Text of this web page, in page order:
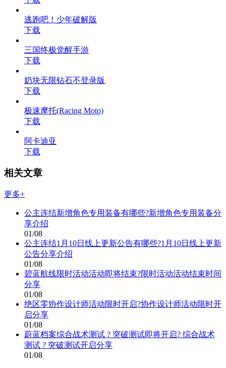
逃跑吧！少年破解版
下载
三国终极觉醒手游
下载
奶块无限钻石不登录版
下载
极速摩托(Racing Moto)
下载
阿卡迪亚
下载
相关文章
更多+
公主连结新增角色专用装备有哪些?新增角色专用装备分
享介绍
01/08
公主连结1月10日线上更新公告有哪些?1月10日线上更新
公告分享介绍
01/08
碧蓝航线限时活动活动即将结束?限时活动活动结束时间
分享
01/08
绝区零协作设计师活动限时开启?协作设计师活动限时开
启分享
01/08
蔚蓝档案综合战术测试 ? 突破测试即将开启? 综合战术
测试 ? 突破测试开启分享
01/08